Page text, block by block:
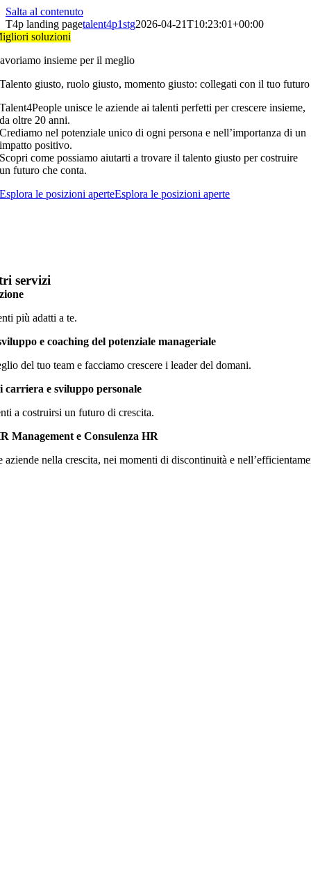
Salta al contenuto
T4p landing pagetalent4p1stg2026-04-21T10:23:01+00:00
soluzioni
insieme per il meglio
Talento giusto, ruolo giusto, momento giusto: collegati con il tuo futuro
Talent4People unisce le aziende ai talenti perfetti per crescere insieme,
da oltre 20 anni.
Crediamo nel potenziale unico di ogni persona e nell’importanza di un
impatto positivo.
Scopri come possiamo aiutarti a trovare il talento giusto per costruire
un futuro che conta.
Esplora le posizioni aperteEsplora le posizioni aperte
servizi
più adatti a te.
e coaching del potenziale manageriale
del tuo team e facciamo crescere i leader del domani.
carriera e sviluppo personale
a costruirsi un futuro di crescita.
Management e Consulenza HR
aziende nella crescita, nei momenti di discontinuità e